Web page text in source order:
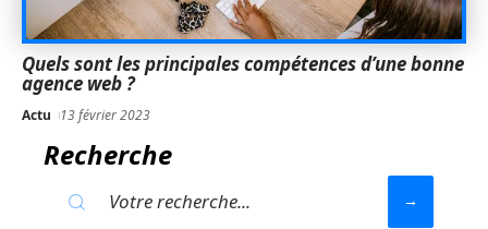
Quels sont les principales compétences d’une bonne
agence web ?
Actu 13 février 2023
Recherche